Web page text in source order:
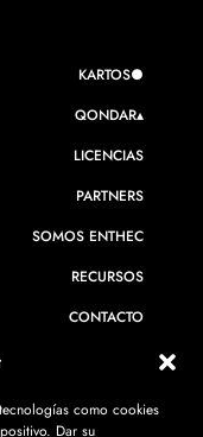
como cookies
Dar su
KARTOS●
QONDAR▴
LICENCIAS
PARTNERS
SOMOS ENTHEC
RECURSOS
CONTACTO
PARA BANCA